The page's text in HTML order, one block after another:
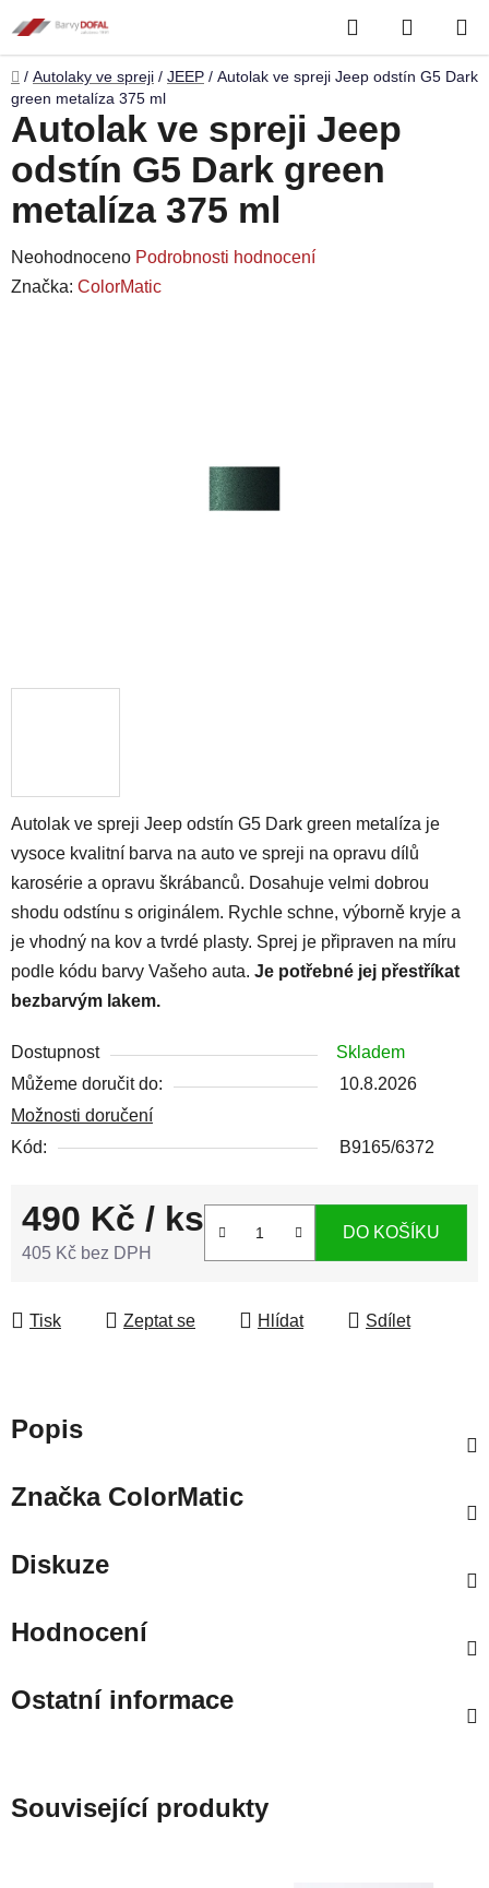
na
obsah
Hledat
KOŠÍK
Domů
/ Autolaky ve spreji / JEEP / Autolak ve spreji Jeep odstín G5 Dark
green metalíza 375 ml
Autolak ve spreji Jeep odstín G5 Dark green metalíza je
vysoce kvalitní barva na auto ve spreji na opravu dílů
karosérie a opravu škrábanců. Dosahuje velmi dobrou
shodu odstínu s originálem. Rychle schne, výborně kryje a
je vhodný na kov a tvrdé plasty. Sprej je připraven na míru
podle kódu barvy Vašeho auta. Je potřebné jej přestříkat
bezbarvým lakem.
Dostupnost
Skladem
Můžeme doručit do:
10.8.2026
Možnosti doručení
Kód:
B9165/6372
490 Kč / ks
405 Kč bez DPH
DO KOŠÍKU
Tisk Zeptat se Hlídat Sdílet
Autolak ve spreji Jeep
odstín G5 Dark green
metalíza 375 ml
Průměrné
hodnocení
Neohodnoceno Podrobnosti hodnocení
Značka: ColorMatic
Popis
ZnačkaColorMatic
Diskuze
Hodnocení
Ostatní informace
Související produkty